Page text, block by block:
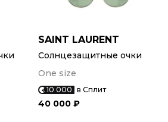
SAINT LAURENT
Солнцезащитные очки
One size
10 000 в Сплит
40 000 ₽